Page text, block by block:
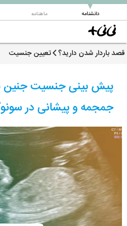
دانشنامه
▼ ماهنامه
قصد باردار شدن دارید؟ تعیین جنسیت
پیش بینی جنسیت
جمجمه و پیشانی در